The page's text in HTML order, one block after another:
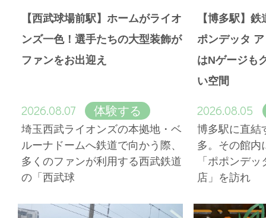
【西武球場前駅】ホームがライオ
ンズ一色！選手たちの大型装飾が
ファンをお出迎え
2026.08.07 体験する
埼玉西武ライオンズの本拠地・ベ
ルーナドームへ鉄道で向かう際、
多くのファンが利用する西武鉄道
の「西武球
【博多駅】
ポンデッタ
はNゲージも
い空間
2026.08.05
博多駅に直結
多。その館内
「ポポンデ
店」を訪れ